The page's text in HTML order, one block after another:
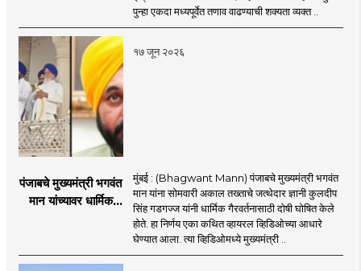
इराण-अमेरिकेत आरोप-
प्रत्यारोप
पुन्हा एकदा मध्यपूर्वेत तणाव वाढण्याची शक्यता व्यक्त ..
१७ जून २०२६
पंजाबचे मुख्यमंत्री भगवंत
मान यांच्यावर धार्मिक
खळबळ
मुंबई : (Bhagwant Mann) पंजाबचे मुख्यमंत्री भगवंत
मान यांना सोमवारी अकाल तख्ताचे जत्थेदार ज्ञानी कुलदीप
सिंह गडगज्ज यांनी धार्मिक गैरवर्तनासाठी दोषी घोषित केले
होते. हा निर्णय एका कथित व्हायरल व्हिडिओच्या आधारे
घेण्यात आला. त्या व्हिडिओमध्ये मुख्यमंत्री ..